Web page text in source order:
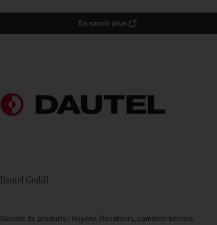
En savoir plus
Dautel GmbH
Gamme de produits : Hayons élévateurs, camions-bennes,